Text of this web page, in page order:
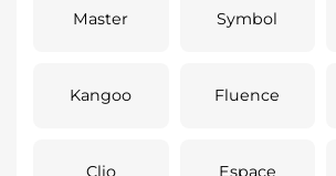
Master Symbol
Kangoo Fluence
Clio Espace